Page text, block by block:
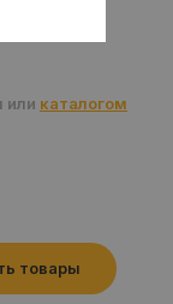
или каталогом
товары